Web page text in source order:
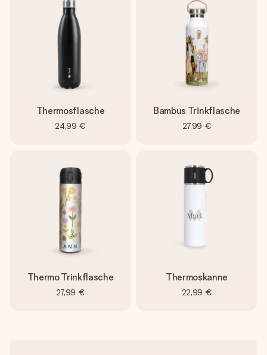
Thermosflasche
24,99 €
Bambus Trinkflasche
27,99 €
Thermo Trinkflasche
27,99 €
Thermoskanne
22,99 €